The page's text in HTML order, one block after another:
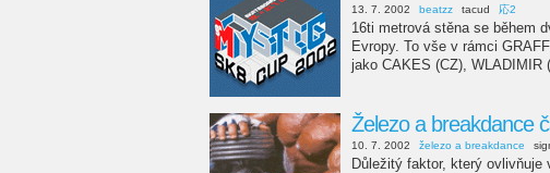
13. 7. 2002 beatzz tacud 応2
16ti metrová stěna se během
Evropy. To vše v rámci
jako CAKES (CZ), WLADIMIR
Železo a breakdance
10. 7. 2002 železo a breakdance
Důležitý faktor, který